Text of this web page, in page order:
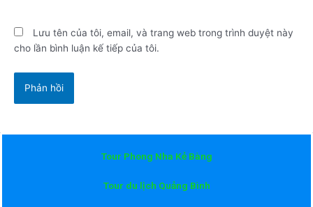
Lưu tên của tôi, email, và trang web trong trình duyệt này
cho lần bình luận kế tiếp của tôi.
Tour Phong Nha Kẻ Bàng
Tour du lịch Quảng Bình